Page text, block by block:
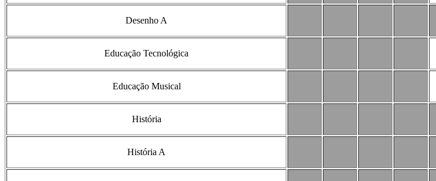
Desenho A
Educação Tecnológica
Educação Musical
História
História A